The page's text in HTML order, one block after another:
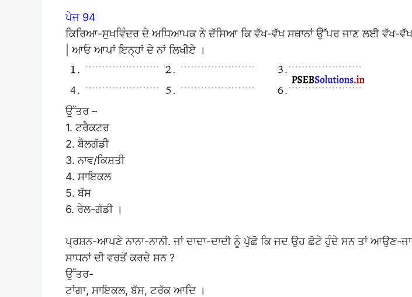
ਪੇਜ 94
ਕਿਰਿਆ-ਸੁਖਵਿੰਦਰ ਦੇ ਅਧਿਆਪਕ ਨੇ ਦੱਸਿਆ ਕਿ ਵੱਖ-ਵੱਖ ਸਥਾਨਾਂ ਉੱਪਰ ਜਾਣ ਲਈ ਵੱਖ-ਵੱਖ
| ਆਓ ਆਪਾਂ ਇਨ੍ਹਾਂ ਦੇ ਨਾਂ ਲਿਖੀਏ ।
ਉੱਤਰ –
1. ਟਰੈਕਟਰ
2. ਬੈਲਗੱਡੀ
3. ਨਾਵ/ਕਿਸ਼ਤੀ
4. ਸਾਇਕਲ
5. ਬੱਸ
6. ਰੇਲ-ਗੱਡੀ ।
ਪ੍ਰਸ਼ਨ-ਆਪਣੇ ਨਾਨਾ-ਨਾਨੀ. ਜਾਂ ਦਾਦਾ-ਦਾਦੀ ਨੂੰ ਪੁੱਛੋ ਕਿ ਜਦ ਉਹ ਛੋਟੇ ਹੁੰਦੇ ਸਨ ਤਾਂ ਆਉਣ-
ਸਾਧਨਾਂ ਦੀ ਵਰਤੋਂ ਕਰਦੇ ਸਨ ?
ਉੱਤਰ-
ਟਾਂਗਾ, ਸਾਇਕਲ, ਬੱਸ, ਟਰੱਕ ਆਦਿ ।